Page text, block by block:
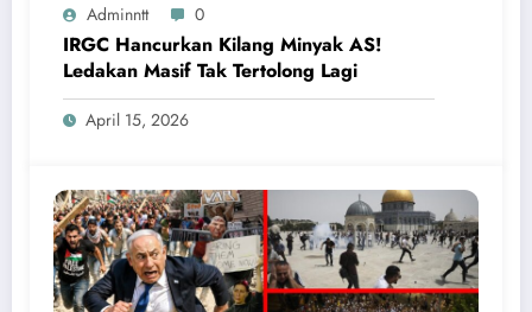
Adminntt 0
IRGC Hancurkan Kilang Minyak AS!
Ledakan Masif Tak Tertolong Lagi
April 15, 2026